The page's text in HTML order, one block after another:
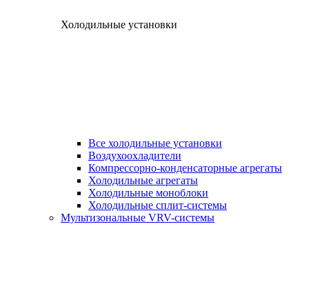
Холодильные установки
Все холодильные установки
Воздухоохладители
Компрессорно-конденсаторные агрегаты
Холодильные агрегаты
Холодильные моноблоки
Холодильные сплит-системы
Мультизональные VRV-системы